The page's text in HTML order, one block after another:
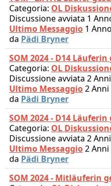
Categoria: OL
Discussione avviata 1
Ultimo Messaggio 1
da Pädi Bryner
SOM 2024 - D14
Categoria: OL
Discussione avviata 2
Ultimo Messaggio2
da Pädi Bryner
SOM 2024 - D14
Categoria: OL
Discussione avviata 2
Ultimo Messaggio2
da Pädi Bryner
SOM 2024 - Mitläuferin